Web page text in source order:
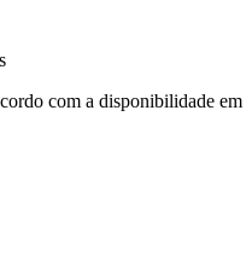
com a disponibilidade em